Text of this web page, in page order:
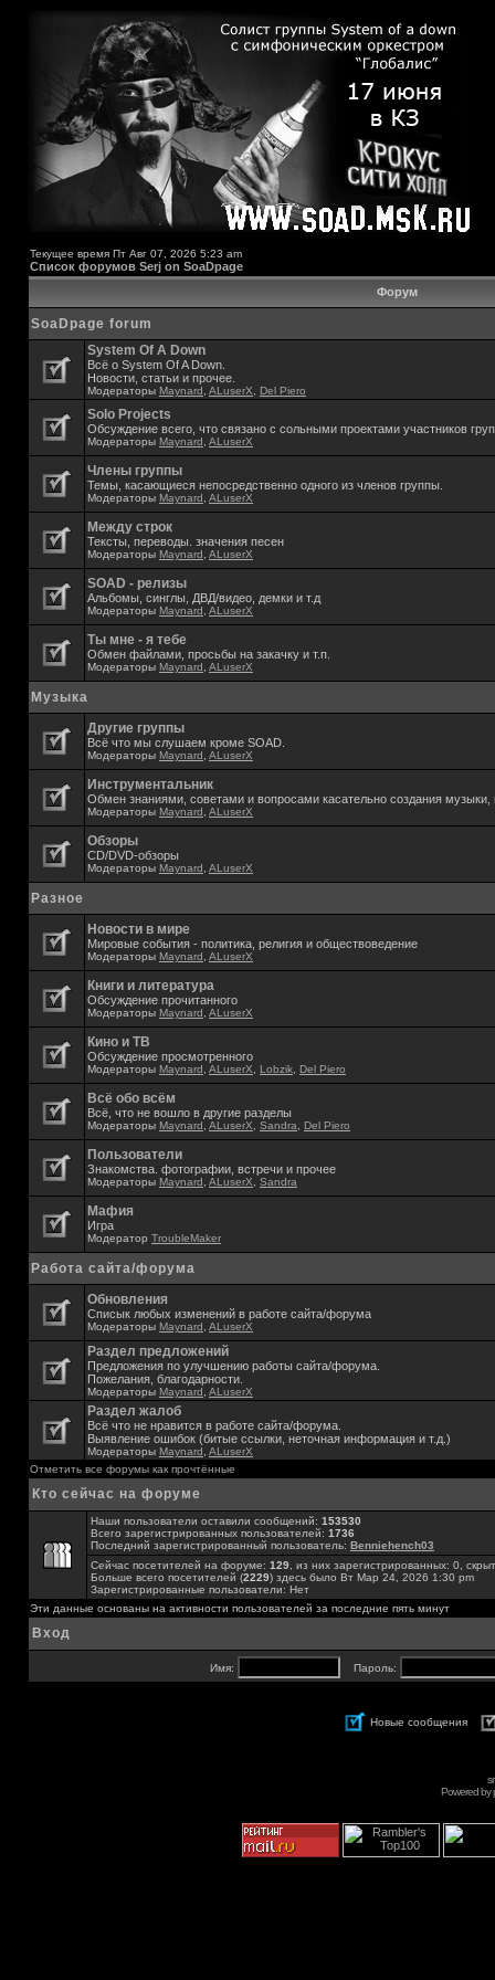
Текущее время Пт Авг 07, 2026 5:23 am
Список форумов Serj on SoaDpage
Форум
SoaDpage forum
System Of A Down
Всё о System Of A Down.
Новости, статьи и прочее.
Модераторы Maynard ALuserX Del Piero
Solo Projects
Обсуждение всего, что связано с сольными проектами участников
Модераторы Maynard ALuserX
Члены группы
Темы, касающиеся непосредственно одного из членов группы.
Модераторы Maynard ALuserX
Между строк
Тексты, переводы. значения песен
Модераторы Maynard ALuserX
SOAD - релизы
Альбомы, синглы, ДВД/видео, демки и т.д
Модераторы Maynard ALuserX
Ты мне - я тебе
Обмен файлами, просьбы на закачку и т.п.
Модераторы Maynard ALuserX
Музыка
Другие группы
Всё что мы слушаем кроме SOAD.
Модераторы Maynard ALuserX
Инструментальник
Обмен знаниями, советами и вопросами касательно создания музыки,
Модераторы Maynard ALuserX
Обзоры
CD/DVD-обзоры
Модераторы Maynard ALuserX
Разное
Новости в мире
Мировые события - политика, религия и обществоведение
Модераторы Maynard ALuserX
Книги и литература
Обсуждение прочитанного
Модераторы Maynard ALuserX
Кино и ТВ
Обсуждение просмотренного
Модераторы Maynard ALuserX Lobzik Del Piero
Всё обо всём
Всё, что не вошло в другие разделы
Модераторы Maynard ALuserX Sandra Del Piero
Пользователи
Знакомства. фотографии, встречи и прочее
Модераторы Maynard ALuserX Sandra
Мафия
Игра
Модератор TroubleMaker
Работа сайта/форума
Обновления
Списык любых изменений в работе сайта/форума
Модераторы Maynard ALuserX
Раздел предложений
Предложения по улучшению работы сайта/форума.
Пожелания, благодарности.
Модераторы Maynard ALuserX
Раздел жалоб
Всё что не нравится в работе сайта/форума.
Выявление ошибок (битые ссылки, неточная информация и т.д.)
Модераторы Maynard ALuserX
Отметить все форумы как прочтённые
Кто сейчас на форуме
Наши пользователи оставили сообщений: 153530
Всего зарегистрированных пользователей: 1736
Последний зарегистрированный пользователь: Benniehench03
Сейчас посетителей на форуме: 129 , из них зарегистрированных: 0,
Больше всего посетителей (2229) здесь было Вт Мар 24, 2026 1:30 pm
Зарегистрированные пользователи: Нет
Эти данные основаны на активности пользователей за последние пять минут
Вход
Имя: Пароль:
Новые сообщения
Powered by